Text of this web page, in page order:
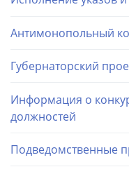
Антимонопольный
Губернаторский
Информация о
должностей
Подведомственные